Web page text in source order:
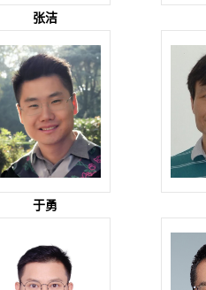
张洁
于勇